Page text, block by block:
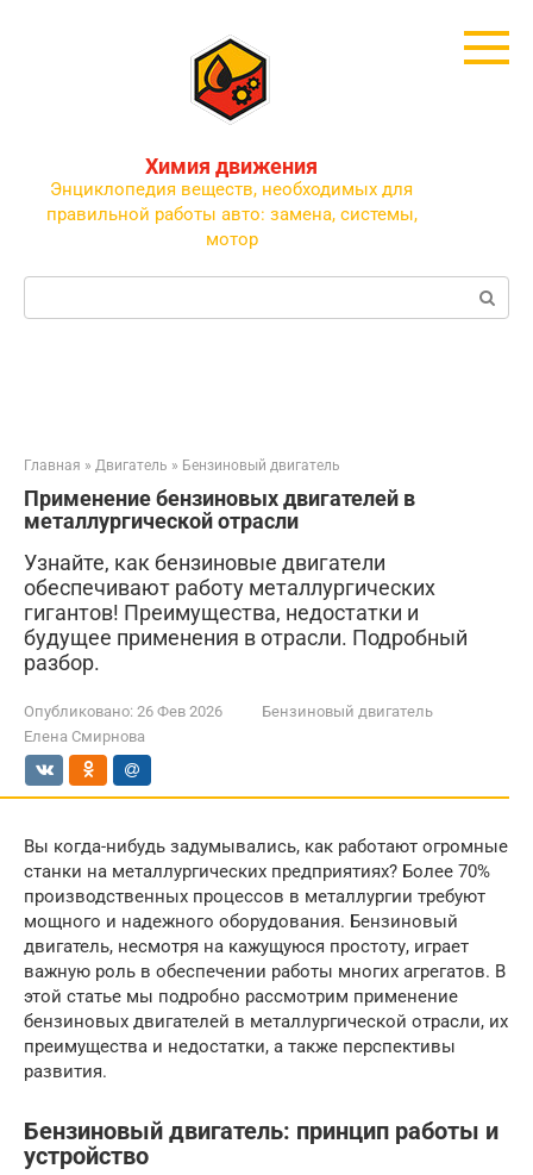
Химия движения
Энциклопедия веществ, необходимых для
правильной работы авто: замена, системы,
мотор
Поиск:
Главная » Двигатель » Бензиновый двигатель
Применение бензиновых двигателей в
металлургической отрасли
Узнайте, как бензиновые двигатели
обеспечивают работу металлургических
гигантов! Преимущества, недостатки и
будущее применения в отрасли. Подробный
разбор.
Опубликовано: 26 Фев 2026
Бензиновый двигатель
Елена Смирнова
Вы когда-нибудь задумывались, как работают огромные
станки на металлургических предприятиях? Более 70%
производственных процессов в металлургии требуют
мощного и надежного оборудования. Бензиновый
двигатель, несмотря на кажущуюся простоту, играет
важную роль в обеспечении работы многих агрегатов. В
этой статье мы подробно рассмотрим применение
бензиновых двигателей в металлургической отрасли, их
преимущества и недостатки, а также перспективы
развития.
Бензиновый двигатель: принцип работы и
устройство